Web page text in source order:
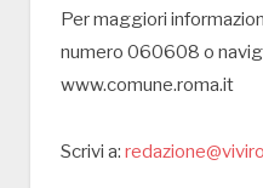
Per maggiori
numero 060608 o
www.comune.roma.it
Scrivi a: